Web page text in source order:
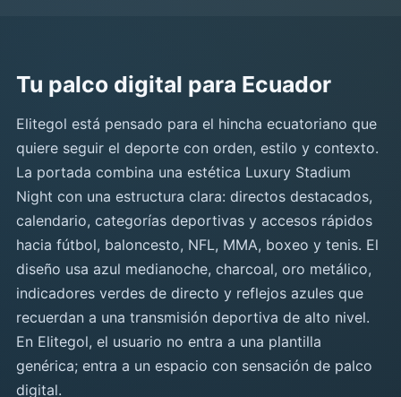
Tu palco digital para Ecuador
Elitegol está pensado para el hincha ecuatoriano que
quiere seguir el deporte con orden, estilo y contexto.
La portada combina una estética Luxury Stadium
Night con una estructura clara: directos destacados,
calendario, categorías deportivas y accesos rápidos
hacia fútbol, baloncesto, NFL, MMA, boxeo y tenis. El
diseño usa azul medianoche, charcoal, oro metálico,
indicadores verdes de directo y reflejos azules que
recuerdan a una transmisión deportiva de alto nivel.
En Elitegol, el usuario no entra a una plantilla
genérica; entra a un espacio con sensación de palco
digital.